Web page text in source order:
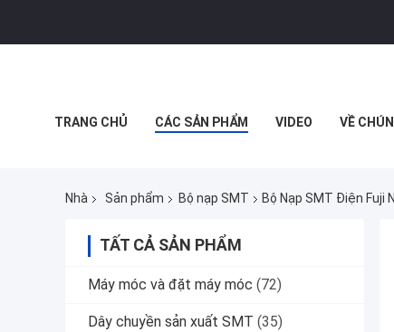
TRANG CHỦ CÁC SẢN PHẨM VIDEO VỀ
Nhà Sản phẩm Bộ nạp SMT Bộ Nạp SMT Điện Fuji
TẤT CẢ SẢN PHẨM
Máy móc và đặt máy móc (72)
Dây chuyền sản xuất SMT (35)